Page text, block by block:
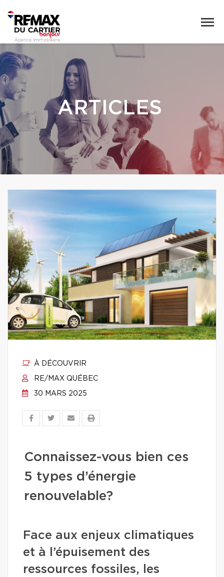
ARTICLES
À DÉCOUVRIR
RE/MAX QUÉBEC
30 MARS 2025
Connaissez-vous bien ces
5 types d’énergie
renouvelable?
Face aux enjeux climatiques
et à l’épuisement des
ressources fossiles, les